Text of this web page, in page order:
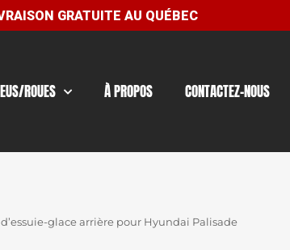
ROUES À PROPOS CONTACTEZ-NOUS
glace arrière pour Hyundai Palisade